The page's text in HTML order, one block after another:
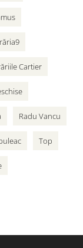
Cartier
Radu Vancu
Top